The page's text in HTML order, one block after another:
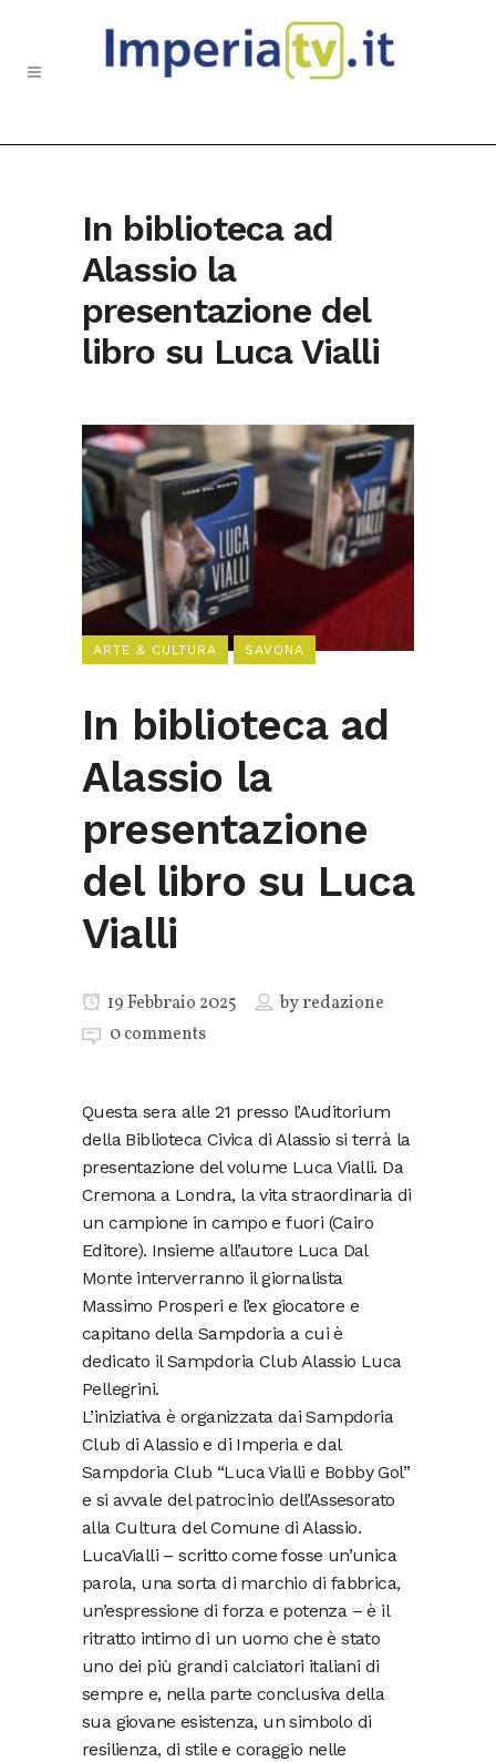
In biblioteca ad
Alassio la
presentazione del
libro su Luca Vialli
ARTE & CULTURA SAVONA
In biblioteca ad
Alassio la
presentazione
del libro su Luca
Vialli
19 Febbraio 2025 byredazione
0 comments
Questa sera alle 21 presso l’Auditorium
della Biblioteca Civica di Alassio si terrà la
presentazione del volume Luca Vialli. Da
Cremona a Londra, la vita straordinaria di
un campione in campo e fuori (Cairo
Editore). Insieme all’autore Luca Dal
Monte interverranno il giornalista
Massimo Prosperi e l’ex giocatore e
capitano della Sampdoria a cui è
dedicato il Sampdoria Club Alassio Luca
Pellegrini.
L’iniziativa è organizzata dai Sampdoria
Club di Alassio e di Imperia e dal
Sampdoria Club “Luca Vialli e Bobby Gol”
e si avvale del patrocinio dell’Assesorato
alla Cultura del Comune di Alassio.
LucaVialli – scritto come fosse un’unica
parola, una sorta di marchio di fabbrica,
un’espressione di forza e potenza – è il
ritratto intimo di un uomo che è stato
uno dei più grandi calciatori italiani di
sempre e, nella parte conclusiva della
sua giovane esistenza, un simbolo di
resilienza, di stile e coraggio nelle